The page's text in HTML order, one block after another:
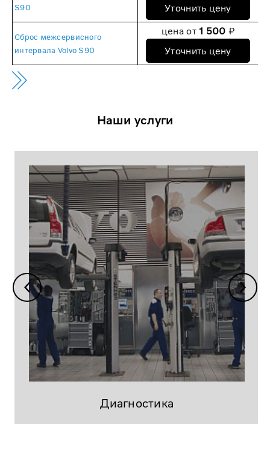
S90
Уточнить цену
Сброс межсервисного
интервала Volvo S90
цена от1 500 ₽
Уточнить цену
Наши услуги
Диагностика